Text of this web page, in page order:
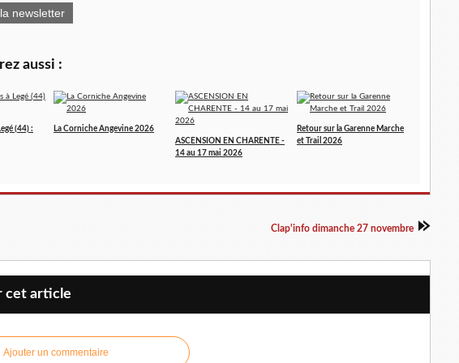
newsletter
aussi :
(44) :
La Corniche Angevine 2026
ASCENSION EN CHARENTE -
14 au 17 mai 2026
Retour sur la Garenne Marche
et Trail 2026
Clap'info dimanche 27 novembre
cet article
Ajouter un commentaire